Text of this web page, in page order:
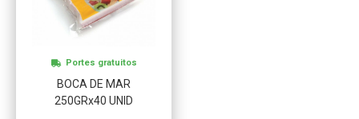
BOCA DE MAR
250GRx40 UNID
Portes gratuitos
Más info